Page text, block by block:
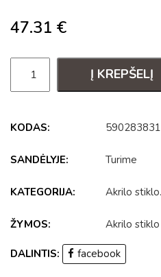
47.31 €
Į KREPŠELĮ
KODAS:
SANDĖLYJE: Turime
KATEGORIJA: Akrilo stiklo.
ŽYMOS: Akrilo stiklo
DALINTIS: facebook